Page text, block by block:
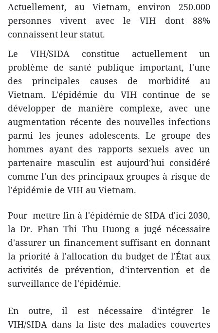
Actuellement, au Vietnam, environ 250.000
personnes vivent avec le VIH dont 88%
connaissent leur statut.
Le VIH/SIDA constitue actuellement un
problème de santé publique important, l'une
des principales causes de morbidité au
Vietnam. L'épidémie du VIH continue de se
développer de manière complexe, avec une
augmentation récente des nouvelles infections
parmi les jeunes adolescents. Le groupe des
hommes ayant des rapports sexuels avec un
partenaire masculin est aujourd'hui considéré
comme l'un des principaux groupes à risque de
l'épidémie de VIH au Vietnam.
Pour mettre fin à l'épidémie de SIDA d'ici 2030,
la Dr. Phan Thi Thu Huong a jugé nécessaire
d'assurer un financement suffisant en donnant
la priorité à l'allocation du budget de l'État aux
activités de prévention, d'intervention et de
surveillance de l'épidémie.
En outre, il est nécessaire d'intégrer le
VIH/SIDA dans la liste des maladies couvertes